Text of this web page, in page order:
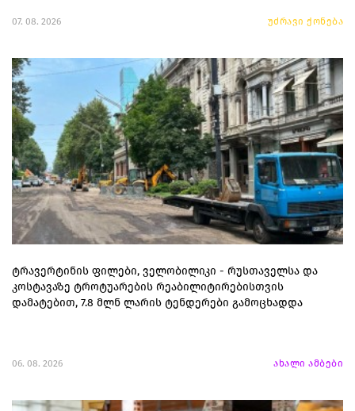
07. 08. 2026 უძრავი ქონება
ტრავერტინის ფილები, ველობილიკი - რუსთაველსა და
კოსტავაზე ტროტუარების რეაბილიტირებისთვის
დამატებით, 7.8 მლნ ლარის ტენდერები გამოცხადდა
06. 08. 2026 ახალი ამბები